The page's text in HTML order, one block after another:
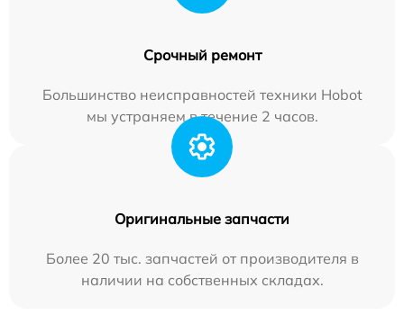
Срочный ремонт
Большинство неисправностей техники Hobot
мы устраняем в течение 2 часов.
Оригинальные запчасти
Более 20 тыс. запчастей от производителя в
наличии на собственных складах.